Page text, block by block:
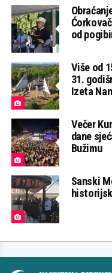
od
Više od
31.
Izeta
Večer
dane
Bužimu
Sanski